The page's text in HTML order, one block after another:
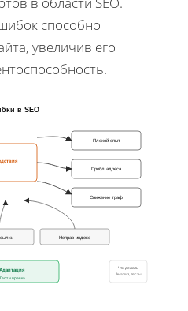
способно
увеличив его
в SEO
Плохой опыт
Пробл адреса
Снижение траф
Неправ индекс
Адаптация
Тест и правка
Что делать
Анализ, тесты